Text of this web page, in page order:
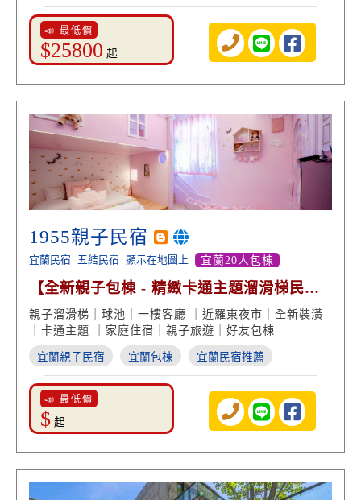
📣 最低價
$25800 起
1955親子民宿
宜蘭民宿 五結民宿 顯示在地圖上 宜蘭20人包棟
【全新親子包棟 - 精緻卡通主題溜滑梯民
宿】
親子溜滑梯｜球池｜一樓客廳 ｜近羅東夜市｜全新裝潢
｜卡通主題 ｜家庭住宿｜親子旅遊｜好友包棟
宜蘭親子民宿 宜蘭包棟 宜蘭民宿推薦
📣 最低價
$ 起